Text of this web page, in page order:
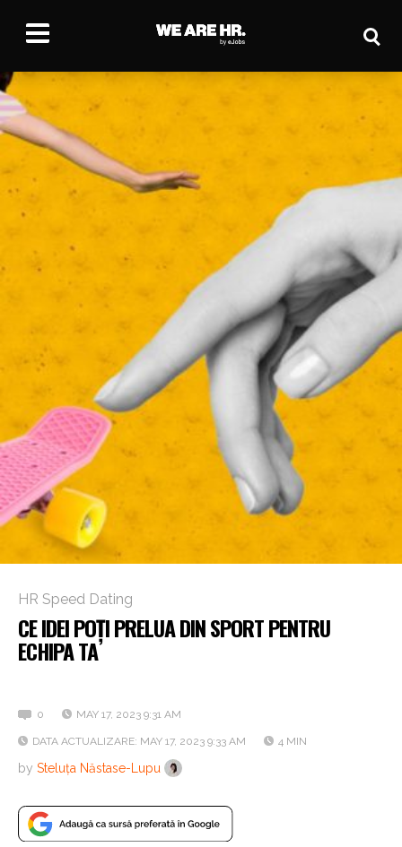
HR Speed Dating
CE IDEI POȚI PRELUA DIN SPORT PENTRU
ECHIPA TA
0 MAY 17, 2023 9:31 AM
DATA ACTUALIZARE: MAY 17, 2023 9:33 AM 4 MIN
by Steluța Năstase-Lupu